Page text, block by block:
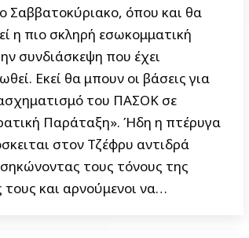
Σαββατοκύριακο, όπου και θα
η πιο σκληρή εσωκομματική
συνδιάσκεψη που έχει
Εκεί θα μπουν οι βάσεις για
του ΠΑΣΟΚ σε
Παράταξη». Ήδη η πτέρυγα
στον Τζέφρυ αντιδρά
τους τόνους της
τους και αρνούμενοι να…